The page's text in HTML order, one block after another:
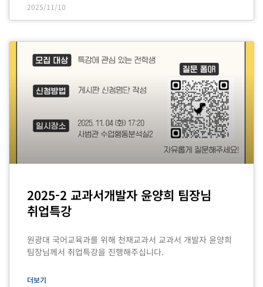
2025/11/10
2025-2 교과서개발자 윤양희 팀장님
취업특강
원광대 국어교육과를 위해 천재교과서 교과서 개발자 윤양희
팀장님께서 취업특강을 진행해주십니다.
더보기